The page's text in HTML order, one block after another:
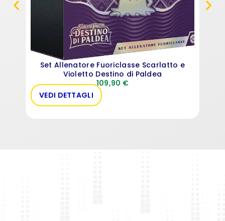
Set Allenatore Fuoriclasse Scarlatto e
Violetto Destino di Paldea
109,90 €
VEDI DETTAGLI